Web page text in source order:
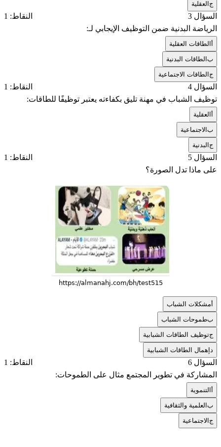
جالعقلية
السؤال 3
النقاط: 1
الرياضة البدنية ضمن التوظيف الإيجابي لـ:
الطاقات العقلية
بالطاقات البدنية
جالطاقات الاجتماعية
السؤال 4
النقاط: 1
توظيف الشباب في مهنة تليق بكفاءته يعتبر توظيفًا للطاقات:
العقلية
بالاجتماعية
جالبدنية
السؤال 5
النقاط: 1
على ماذا تدل الصورة؟
مشكلات الشباب
بطموحات الشباب
جتوظيف الطاقات الشبابية
إهمال الطاقات الشبابية
السؤال 6
النقاط: 1
المشاركة في تطوير المجتمع مثال على الطموحات:
التنموية
بالعلمية والثقافية
جالاجتماعية